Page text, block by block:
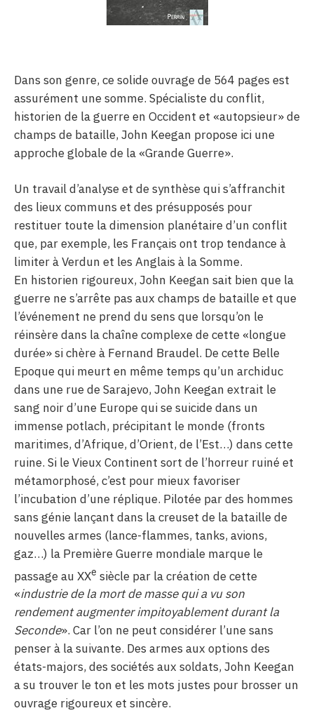
Plumes
Archives
Dans son genre, ce solide ouvrage de 564 pages est
assurément une somme. Spécialiste du conflit,
historien de la guerre en Occident et «autopsieur» de
champs de bataille, John Keegan propose ici une
approche globale de la «Grande Guerre».
Un travail d’analyse et de synthèse qui s’affranchit
des lieux communs et des présupposés pour
restituer toute la dimension planétaire d’un conflit
que, par exemple, les Français ont trop tendance à
limiter à Verdun et les Anglais à la Somme.
En historien rigoureux, John Keegan sait bien que la
guerre ne s’arrête pas aux champs de bataille et que
l’événement ne prend du sens que lorsqu’on le
réinsère dans la chaîne complexe de cette «longue
durée» si chère à Fernand Braudel. De cette Belle
Epoque qui meurt en même temps qu’un archiduc
dans une rue de Sarajevo, John Keegan extrait le
sang noir d’une Europe qui se suicide dans un
immense potlach, précipitant le monde (fronts
maritimes, d’Afrique, d’Orient, de l’Est…) dans cette
ruine. Si le Vieux Continent sort de l’horreur ruiné et
métamorphosé, c’est pour mieux favoriser
l’incubation d’une réplique. Pilotée par des hommes
sans génie lançant dans la creuset de la bataille de
nouvelles armes (lance-flammes, tanks, avions,
gaz…) la Première Guerre mondiale marque le
passage au XXe siècle par la création de cette
«industrie de la mort de masse qui a vu son
rendement augmenter impitoyablement durant la
Seconde». Car l’on ne peut considérer l’une sans
penser à la suivante. Des armes aux options des
états-majors, des sociétés aux soldats, John Keegan
a su trouver le ton et les mots justes pour brosser un
ouvrage rigoureux et sincère.